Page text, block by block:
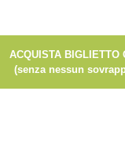
ACQUISTA BIGLIETTO
(senza nessun